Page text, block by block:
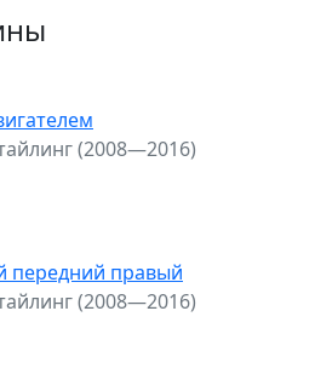
(2008—2016)
передний правый
(2008—2016)